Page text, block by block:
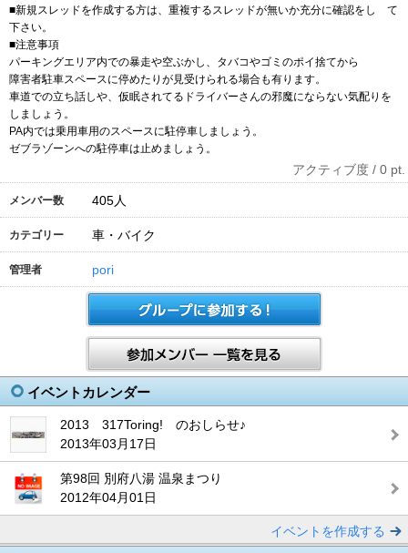
■新規スレッドを作成する方は、重複するスレッドが無いか充分に確認をし て
下さい。
■注意事項
パーキングエリア内での暴走や空ぶかし、タバコやゴミのポイ捨てから
障害者駐車スペースに停めたりが見受けられる場合も有ります。
車道での立ち話しや、仮眠されてるドライバーさんの邪魔にならない気配りを
しましょう。
PA内では乗用車用のスペースに駐停車しましょう。
ゼブラゾーンへの駐停車は止めましょう。
アクティブ度 / 0 pt.
メンバー数 405人
カテゴリー 車・バイク
管理者 pori
イベントカレンダー
2013 317Toring! のおしらせ♪
2013年03月17日
第98回 別府八湯 温泉まつり
2012年04月01日
イベントを作成する